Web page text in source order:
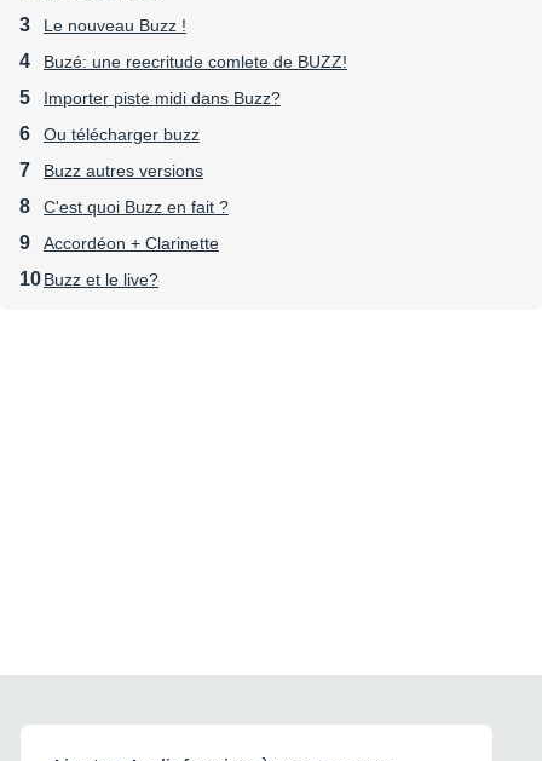
Le nouveau Buzz !
Buzé: une reecritude comlete de BUZZ!
Importer piste midi dans Buzz?
Ou télécharger buzz
Buzz autres versions
C'est quoi Buzz en fait ?
Accordéon + Clarinette
Buzz et le live?